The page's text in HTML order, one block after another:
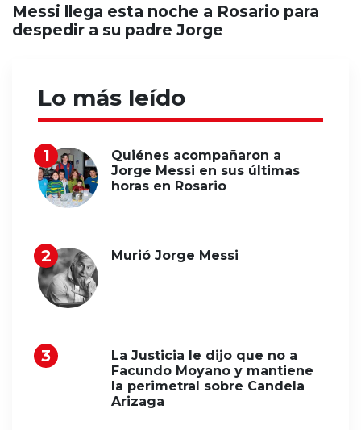
Messi llega esta noche a Rosario para
despedir a su padre Jorge
Lo más leído
Quiénes acompañaron a
Jorge Messi en sus últimas
horas en Rosario
Murió Jorge Messi
La Justicia le dijo que no a
Facundo Moyano y mantiene
la perimetral sobre Candela
Arizaga